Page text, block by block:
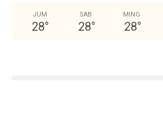
JUM
28°
SAB
28°
MING
28°